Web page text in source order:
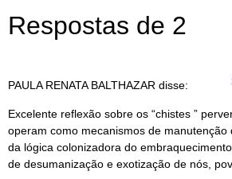
Respostas de 2
PAULA RENATA BALTHAZAR disse:
Excelente reflexão sobre os “chistes ”
operam como mecanismos de
da lógica colonizadora do
de desumanização e exotização de nós,